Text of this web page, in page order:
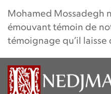
Mohamed Mossadegh
émouvant témoin de
témoignage qu’il